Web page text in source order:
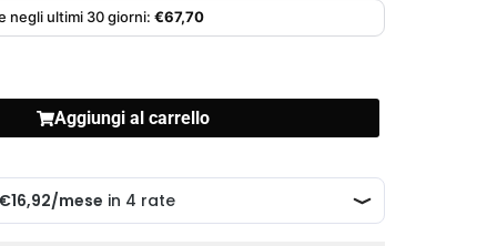
negli ultimi 30 giorni: €67,70
Aggiungi al carrello